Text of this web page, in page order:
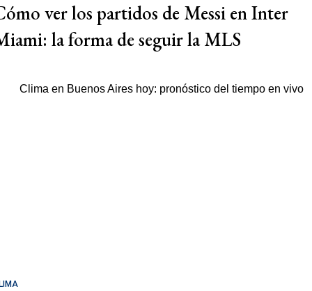
ver los partidos de Messi en Inter
la forma de seguir la MLS